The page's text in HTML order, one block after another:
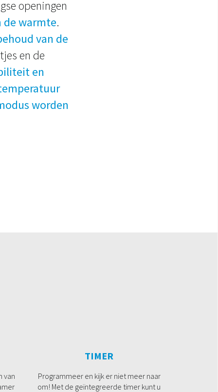
openingen
de warmte.
van de
en de
en
worden
van
TIMER
Programmeer en kijk er niet meer naar
om! Met de geïntegreerde timer kunt u